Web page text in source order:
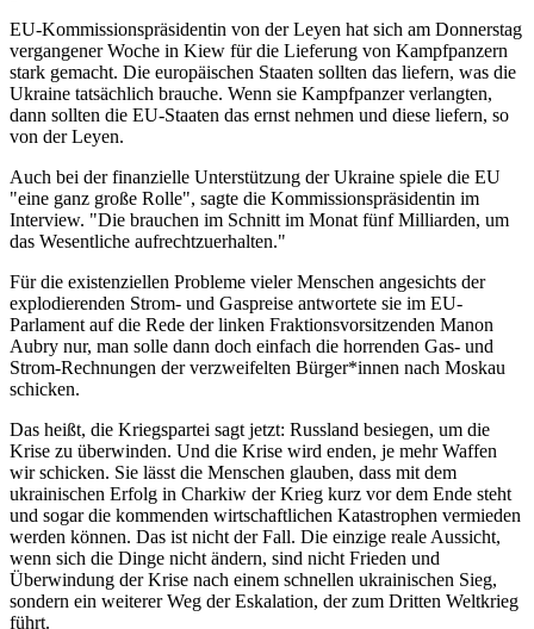
EU-Kommissionspräsidentin von der Leyen hat sich am Donnerstag
vergangener Woche in Kiew für die Lieferung von Kampfpanzern
stark gemacht. Die europäischen Staaten sollten das liefern, was die
Ukraine tatsächlich brauche. Wenn sie Kampfpanzer verlangten,
dann sollten die EU-Staaten das ernst nehmen und diese liefern, so
von der Leyen.
Auch bei der finanzielle Unterstützung der Ukraine spiele die EU
"eine ganz große Rolle", sagte die Kommissionspräsidentin im
Interview. "Die brauchen im Schnitt im Monat fünf Milliarden, um
das Wesentliche aufrechtzuerhalten."
Für die existenziellen Probleme vieler Menschen angesichts der
explodierenden Strom- und Gaspreise antwortete sie im EU-
Parlament auf die Rede der linken Fraktionsvorsitzenden Manon
Aubry nur, man solle dann doch einfach die horrenden Gas- und
Strom-Rechnungen der verzweifelten Bürger*innen nach Moskau
schicken.
Das heißt, die Kriegspartei sagt jetzt: Russland besiegen, um die
Krise zu überwinden. Und die Krise wird enden, je mehr Waffen
wir schicken. Sie lässt die Menschen glauben, dass mit dem
ukrainischen Erfolg in Charkiw der Krieg kurz vor dem Ende steht
und sogar die kommenden wirtschaftlichen Katastrophen vermieden
werden können. Das ist nicht der Fall. Die einzige reale Aussicht,
wenn sich die Dinge nicht ändern, sind nicht Frieden und
Überwindung der Krise nach einem schnellen ukrainischen Sieg,
sondern ein weiterer Weg der Eskalation, der zum Dritten Weltkrieg
führt.